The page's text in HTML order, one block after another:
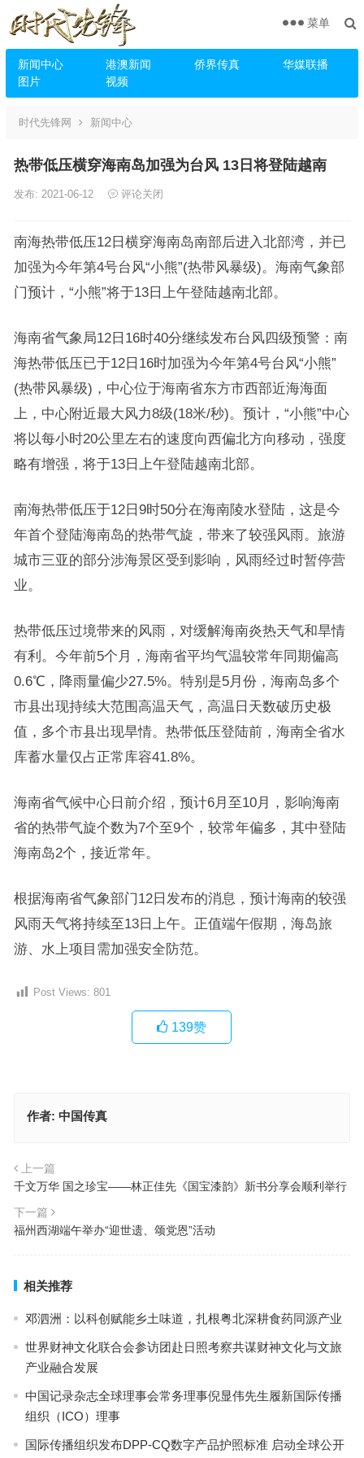
新闻中心 港澳新闻 侨界传真
华媒联播
图片
视频
菜单
时代先锋网 新闻中心
热带低压横穿海南岛加强为台风 13日将登陆越南
发布: 2021-06-12 评论关闭
南海热带低压12日横穿海南岛南部后进入北部湾，并已
加强为今年第4号台风“小熊”(热带风暴级)。海南气象部
门预计，“小熊”将于13日上午登陆越南北部。
海南省气象局12日16时40分继续发布台风四级预警：南
海热带低压已于12日16时加强为今年第4号台风“小熊”
(热带风暴级)，中心位于海南省东方市西部近海海面
上，中心附近最大风力8级(18米/秒)。预计，“小熊”中心
将以每小时20公里左右的速度向西偏北方向移动，强度
略有增强，将于13日上午登陆越南北部。
南海热带低压于12日9时50分在海南陵水登陆，这是今
年首个登陆海南岛的热带气旋，带来了较强风雨。旅游
城市三亚的部分涉海景区受到影响，风雨经过时暂停营
业。
热带低压过境带来的风雨，对缓解海南炎热天气和旱情
有利。今年前5个月，海南省平均气温较常年同期偏高
0.6℃，降雨量偏少27.5%。特别是5月份，海南岛多个
市县出现持续大范围高温天气，高温日天数破历史极
值，多个市县出现旱情。热带低压登陆前，海南全省水
库蓄水量仅占正常库容41.8%。
海南省气候中心日前介绍，预计6月至10月，影响海南
省的热带气旋个数为7个至9个，较常年偏多，其中登陆
海南岛2个，接近常年。
根据海南省气象部门12日发布的消息，预计海南的较强
风雨天气将持续至13日上午。正值端午假期，海岛旅
游、水上项目需加强安全防范。
Post Views: 801
139赞
作者: 中国传真
上一篇
千文万华 国之珍宝——林正佳先《国宝漆韵》新书分享会顺利举行
下一篇
福州西湖端午举办“迎世遗、颂党恩”活动
相关推荐
邓泗洲：以科创赋能乡土味道，扎根粤北深耕食药同源产业
世界财神文化联合会参访团赴日照考察共谋财神文化与文旅
产业融合发展
中国记录杂志全球理事会常务理事倪显伟先生履新国际传播
组织（ICO）理事
国际传播组织发布DPP-CQ数字产品护照标准 启动全球公开